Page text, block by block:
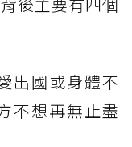
出國或身體不
不想再無止盡